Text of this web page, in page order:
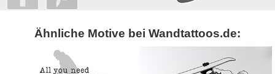
Ähnliche Motive bei Wandtattoos.de: